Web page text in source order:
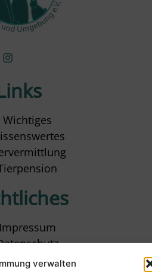
verwalten
Wichtiges
Impressum
Satzung